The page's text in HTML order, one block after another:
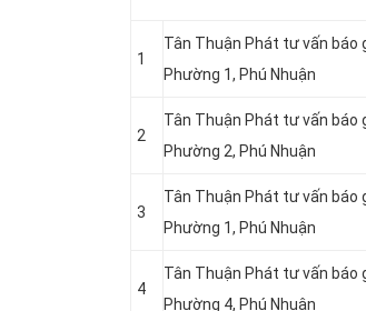
1
Tân Thuận Phát tư vấn báo
Phường 1, Phú Nhuận
2
Tân Thuận Phát tư vấn báo
Phường 2, Phú Nhuận
3
Tân Thuận Phát tư vấn báo
Phường 1, Phú Nhuận
4
Tân Thuận Phát tư vấn báo
Phường 4, Phú Nhuận